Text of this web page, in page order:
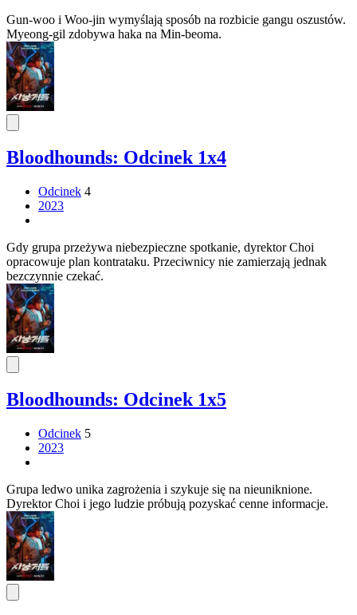
Gun-woo i Woo-jin wymyślają sposób na rozbicie gangu oszustów.
Myeong-gil zdobywa haka na Min-beoma.
Bloodhounds: Odcinek 1x4
Odcinek 4
2023
Gdy grupa przeżywa niebezpieczne spotkanie, dyrektor Choi
opracowuje plan kontrataku. Przeciwnicy nie zamierzają jednak
bezczynnie czekać.
Bloodhounds: Odcinek 1x5
Odcinek 5
2023
Grupa ledwo unika zagrożenia i szykuje się na nieuniknione.
Dyrektor Choi i jego ludzie próbują pozyskać cenne informacje.